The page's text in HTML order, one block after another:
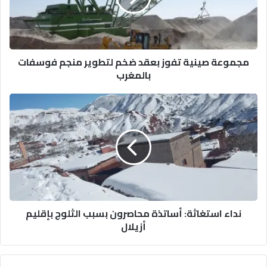
لتطوير
فوسفات
بالمغرب
مجموعة صينية تفوز بعقد ضخم لتطوير منجم فوسفات
بالمغرب
نداء
استغاثة:
أساتذة
محاصرون
بسبب
نداء استغاثة: أساتذة محاصرون بسبب الثلوج بإقليم
أزيلال